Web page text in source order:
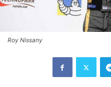
Roy Nissany